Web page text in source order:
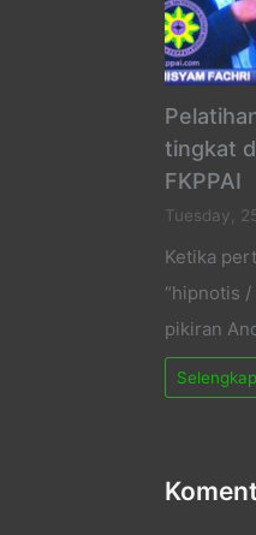
tingkat
FKPPAI
Tuesday,
Ketika
“hipnotis
pikiran